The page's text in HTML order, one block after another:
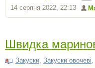
14 серпня 2022, 22:13
Швидка
Закуски, Закуски овочеві,